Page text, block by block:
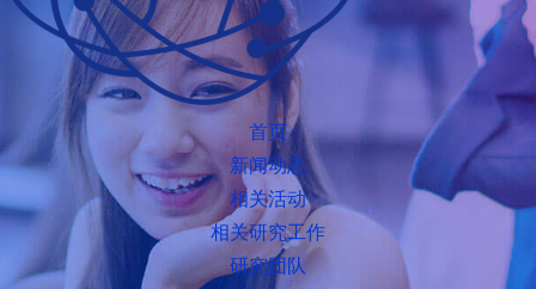
首页
新闻动态
相关活动
相关研究工作
研究团队